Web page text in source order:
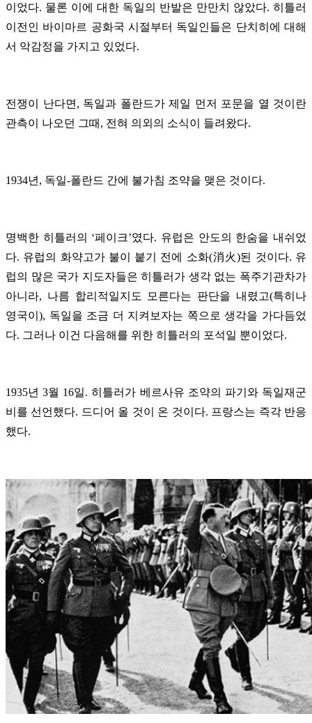
이었다. 물론 이에 대한 독일의 반발은 만만치 않았다. 히틀러
이전인 바이마르 공화국 시절부터 독일인들은 단치히에 대해
서 악감정을 가지고 있었다.
전쟁이 난다면, 독일과 폴란드가 제일 먼저 포문을 열 것이란
관측이 나오던 그때, 전혀 의외의 소식이 들려왔다.
1934년, 독일-폴란드 간에 불가침 조약을 맺은 것이다.
명백한 히틀러의 ‘페이크’였다. 유럽은 안도의 한숨을 내쉬었
다. 유럽의 화약고가 불이 붙기 전에 소화(消火)된 것이다. 유
럽의 많은 국가 지도자들은 히틀러가 생각 없는 폭주기관차가
아니라, 나름 합리적일지도 모른다는 판단을 내렸고(특히나
영국이), 독일을 조금 더 지켜보자는 쪽으로 생각을 가다듬었
다. 그러나 이건 다음해를 위한 히틀러의 포석일 뿐이었다.
1935년 3월 16일. 히틀러가 베르사유 조약의 파기와 독일재군
비를 선언했다. 드디어 올 것이 온 것이다. 프랑스는 즉각 반응
했다.